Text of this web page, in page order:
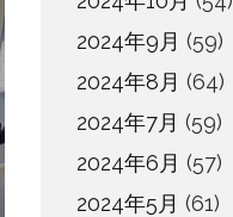
2024年9月 (59)
2024年8月 (64)
2024年7月 (59)
2024年6月 (57)
2024年5月 (61)